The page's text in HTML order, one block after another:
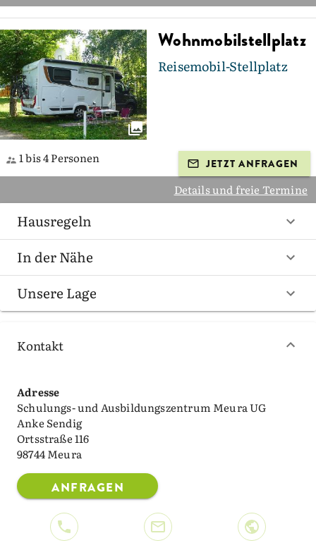
Wohnmobilstellplatz
Reisemobil-Stellplatz
1 bis 4 Personen JETZT ANFRAGEN
Details und freie Termine
Hausregeln
In der Nähe
Unsere Lage
Kontakt
Adresse
Schulungs- und Ausbildungszentrum Meura UG
Anke Sendig
Ortsstraße 116
98744 Meura
ANFRAGEN